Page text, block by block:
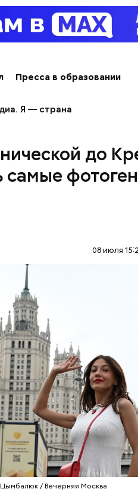
Пресса в образовании
Я — страна
до
самые
08 июля
/ Вечерняя Москва